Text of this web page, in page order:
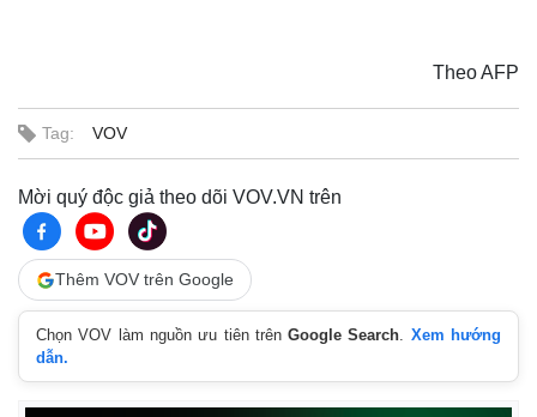
Theo AFP
Tag: VOV
Mời quý độc giả theo dõi VOV.VN trên
Thêm VOV trên Google
Chọn VOV làm nguồn ưu tiên trênGoogle Search. Xem hướng
dẫn.